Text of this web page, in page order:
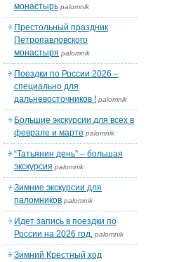
монастырь palomnik
Престольный праздник
Петропавловского
монастыря palomnik
Поездки по России 2026 –
специально для
дальневосточников ! palomnik
Большие экскурсии для всех в
феврале и марте palomnik
“Татьянин день” – большая
экскурсия palomnik
Зимние экскурсии для
паломников palomnik
Идет запись в поездки по
России на 2026 год. palomnik
Зимний Крестный ход